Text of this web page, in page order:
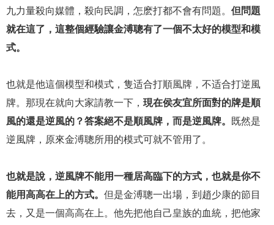
九力量殺向媒體，殺向民調，怎麽打都不會有問題。 但問題
就在這了，這整個經驗讓金溥聰有了一個不太好的模型和模
式。
也就是他這個模型和模式，隻适合打順風牌，不适合打逆風
牌。那現在就向大家請教一下， 現在侯友宜所面對的牌是順
風的還是逆風的？答案絕不是順風牌，而是逆風牌。
既然是
逆風牌，原來金溥聰所用的模式可就不管用了。
也就是說，逆風牌不能用一種居高臨下的方式，也就是你不
能用高高在上的方式。 但是金溥聰一出場，到趙少康的節目
去，又是一個高高在上。他先把他自己皇族的血統，把他家